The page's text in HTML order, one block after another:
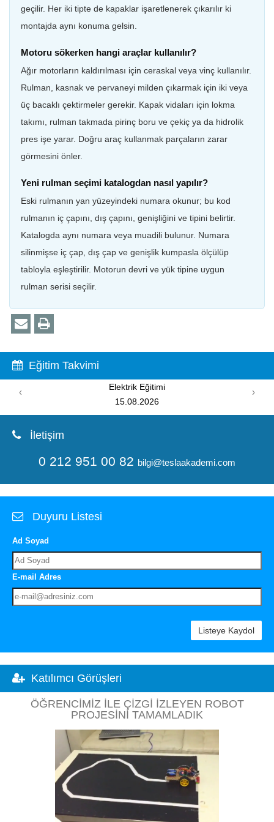
geçilir. Her iki tipte de kapaklar işaretlenerek çıkarılır ki
montajda aynı konuma gelsin.
Motoru sökerken hangi araçlar kullanılır?
Ağır motorların kaldırılması için ceraskal veya vinç kullanılır.
Rulman, kasnak ve pervaneyi milden çıkarmak için iki veya
üç bacaklı çektirmeler gerekir. Kapak vidaları için lokma
takımı, rulman takmada pirinç boru ve çekiç ya da hidrolik
pres işe yarar. Doğru araç kullanmak parçaların zarar
görmesini önler.
Yeni rulman seçimi katalogdan nasıl yapılır?
Eski rulmanın yan yüzeyindeki numara okunur; bu kod
rulmanın iç çapını, dış çapını, genişliğini ve tipini belirtir.
Katalogda aynı numara veya muadili bulunur. Numara
silinmişse iç çap, dış çap ve genişlik kumpasla ölçülüp
tabloyla eşleştirilir. Motorun devri ve yük tipine uygun
rulman serisi seçilir.
Eğitim Takvimi
‹ ›
İletişim
0 212 951 00 82 bilgi@teslaakademi.com
Duyuru Listesi
Ad Soyad
E-mail Adres
Listeye Kaydol
Katılımcı Görüşleri
ÖĞRENCIMIZ ILE ÇIZGI İZLEYEN ROBOT
PROJESINI TAMAMLADIK